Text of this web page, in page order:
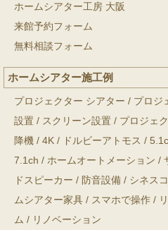
ホームシアター工房 大阪
来館予約フォーム
無料相談フォーム
ホームシアター施工例
プロジェクター シアター / プロジ
設置 / スクリーン設置 / プロジェ
降機 / 4K / ドルビーアトモス /
7.1ch / ホームオートメーション /
ドスピーカー / 防音設備 / シネスコ
ムシアター家具 / スマホで操作 /
ム / リノベーション